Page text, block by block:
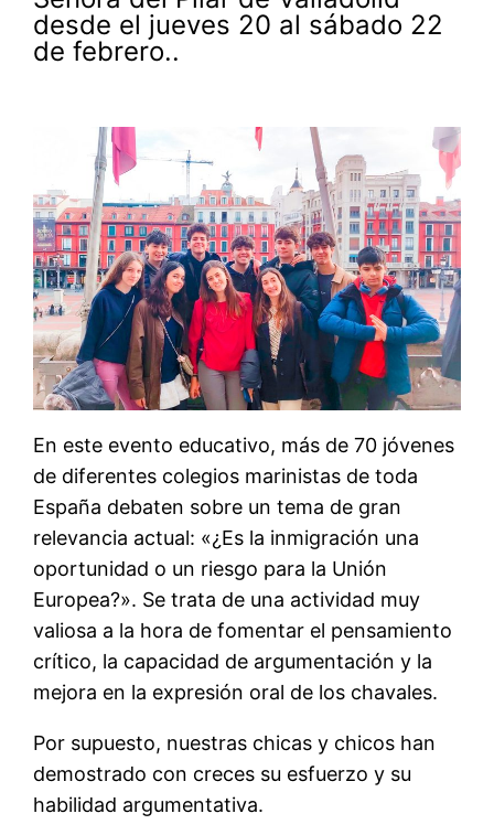
desde el jueves 20 al sábado 22
de febrero..
En este evento educativo, más de 70 jóvenes
de diferentes colegios marinistas de toda
España debaten sobre un tema de gran
relevancia actual: «¿Es la inmigración una
oportunidad o un riesgo para la Unión
Europea?». Se trata de una actividad muy
valiosa a la hora de fomentar el pensamiento
crítico, la capacidad de argumentación y la
mejora en la expresión oral de los chavales.
Por supuesto, nuestras chicas y chicos han
demostrado con creces su esfuerzo y su
habilidad argumentativa.